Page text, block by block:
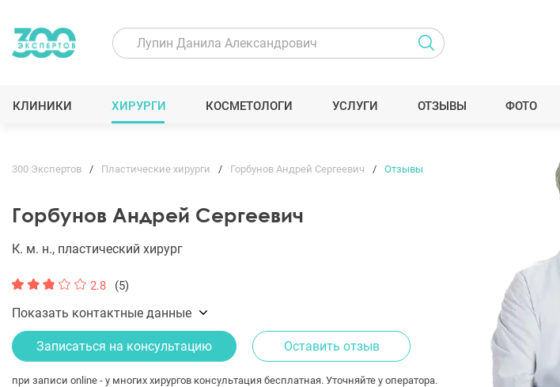
КЛИНИКИ ХИРУРГИ КОСМЕТОЛОГИ УСЛУГИ ОТЗЫВЫ ФОТО
300 Экспертов Пластические хирурги Горбунов Андрей Сергеевич Отзывы
Горбунов Андрей Сергеевич
К. м. н., пластический хирург
2.8 (5)
Показать контактные данные
Записаться на консультацию Оставить отзыв
при записи online - у многих хирургов консультация бесплатная. Уточняйте у оператора.